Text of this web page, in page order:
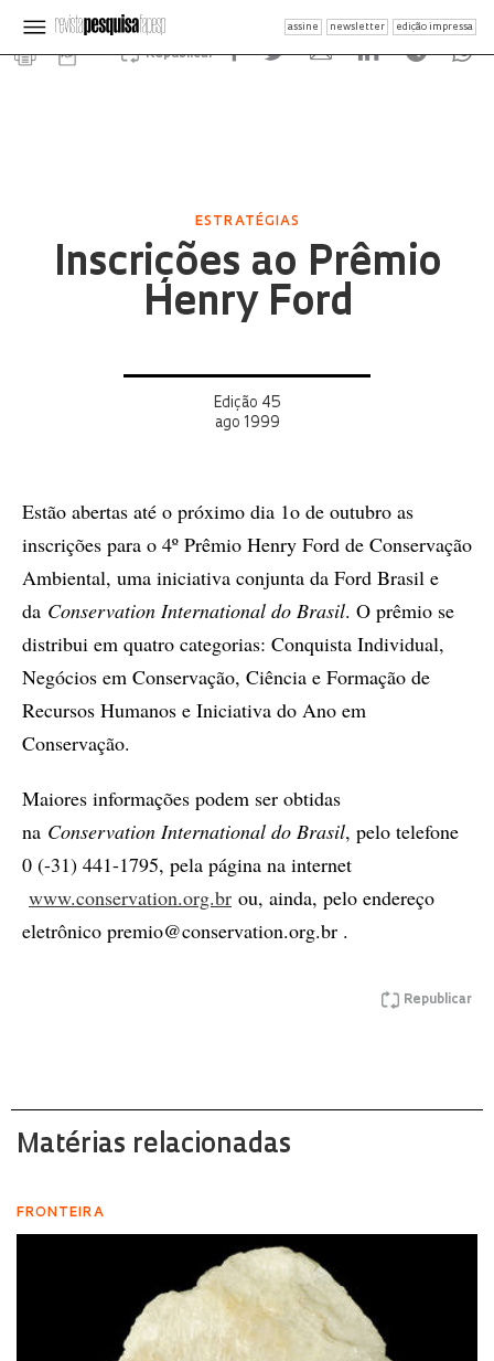
assine newsletter edição impressa
Republicar
ESTRATÉGIAS
Inscrições ao Prêmio
Henry Ford
Edição 45
ago 1999
Estão abertas até o próximo dia 1o de outubro as
inscrições para o 4º Prêmio Henry Ford de Conservação
Ambiental, uma iniciativa conjunta da Ford Brasil e
da Conservation International do Brasil. O prêmio se
distribui em quatro categorias: Conquista Individual,
Negócios em Conservação, Ciência e Formação de
Recursos Humanos e Iniciativa do Ano em
Conservação.
Maiores informações podem ser obtidas
na Conservation International do Brasil, pelo telefone
0 (-31) 441-1795, pela página na internet
www.conservation.org.br ou, ainda, pelo endereço
eletrônico premio@conservation.org.br .
Republicar